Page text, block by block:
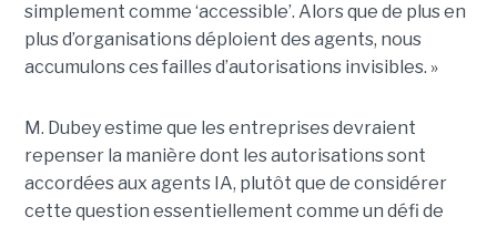
simplement comme ‘accessible’. Alors que de plus en
plus d’organisations déploient des agents, nous
accumulons ces failles d’autorisations invisibles. »
M. Dubey estime que les entreprises devraient
repenser la manière dont les autorisations sont
accordées aux agents IA, plutôt que de considérer
cette question essentiellement comme un défi de